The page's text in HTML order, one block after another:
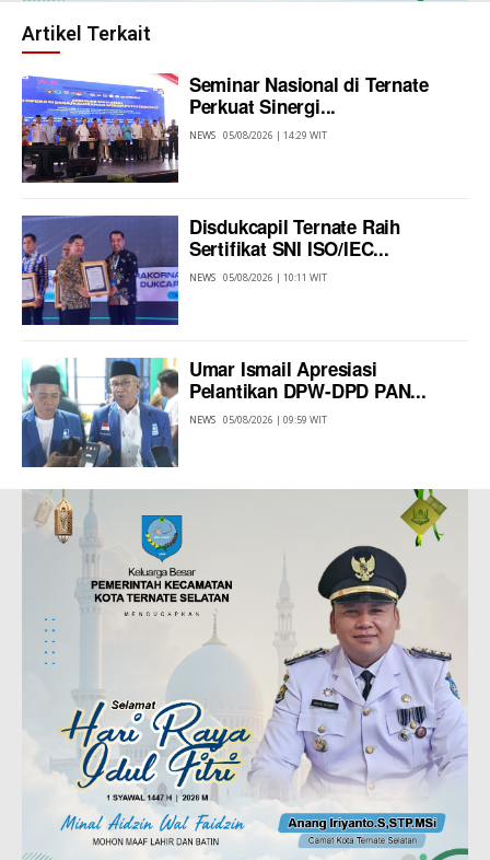
Artikel Terkait
Seminar Nasional di Ternate
Perkuat Sinergi...
NEWS 05/08/2026 | 14:29 WIT
Disdukcapil Ternate Raih
Sertifikat SNI ISO/IEC...
NEWS 05/08/2026 | 10:11 WIT
Umar Ismail Apresiasi
Pelantikan DPW-DPD PAN...
NEWS 05/08/2026 | 09:59 WIT